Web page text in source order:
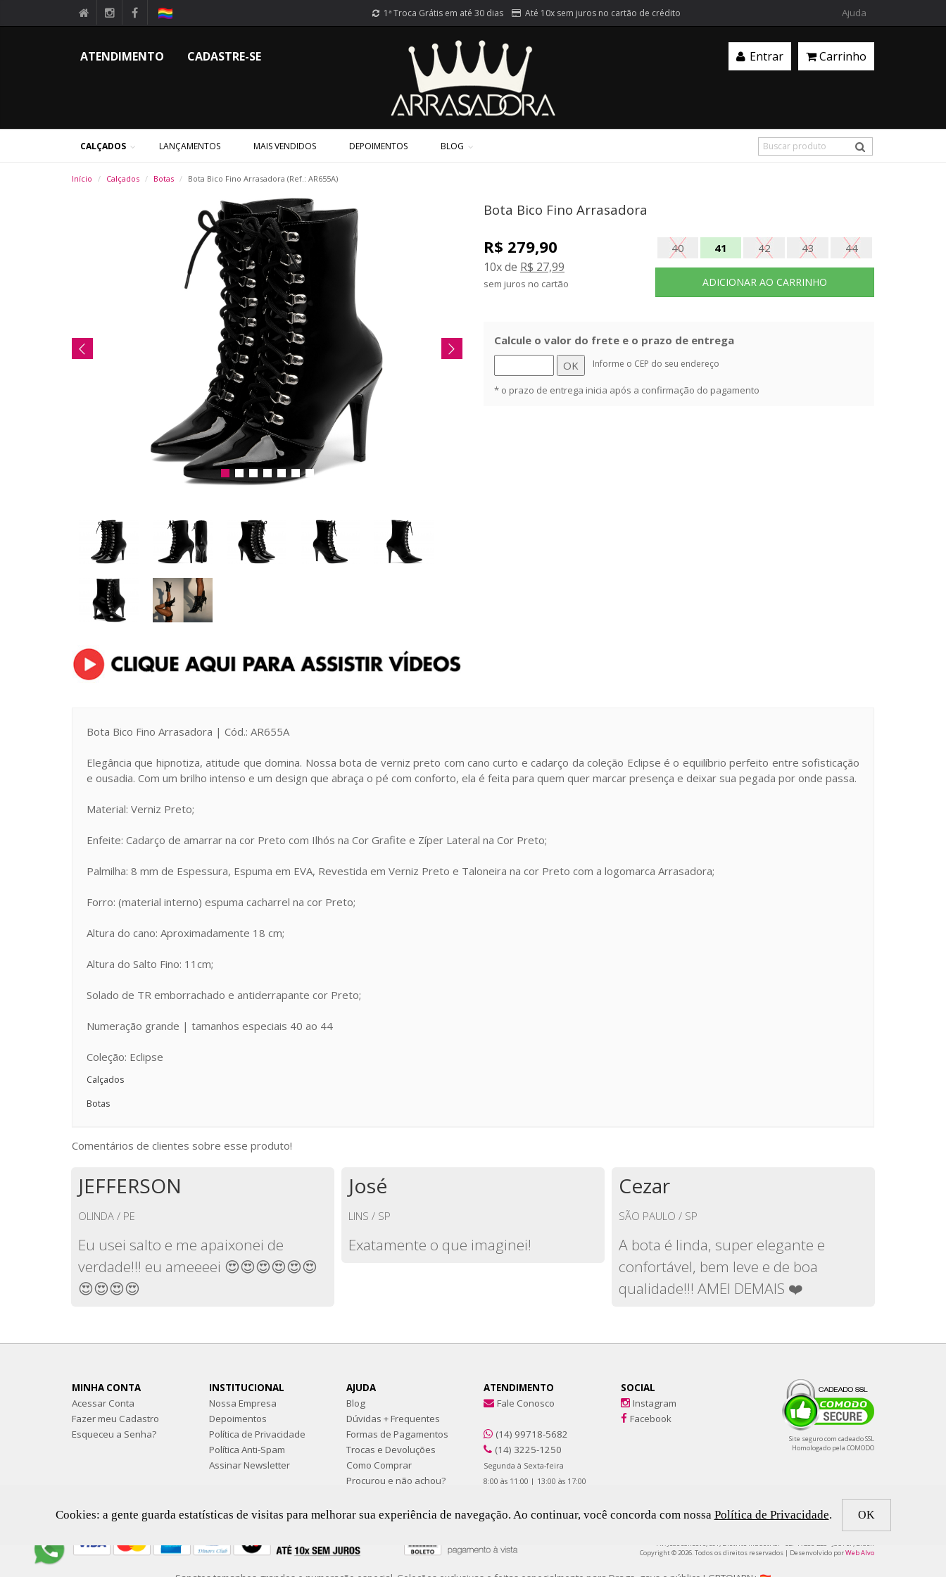
1ª Troca Grátis em até 30 dias Até 10x sem juros no cartão de crédito Ajuda
ATENDIMENTO CADASTRE-SE Entrar Carrinho
CALÇADOS LANÇAMENTOS MAIS VENDIDOS DEPOIMENTOS BLOG
Início Calçados Botas Bota Bico Fino Arrasadora (Ref.: AR655A)
Bota Bico Fino Arrasadora
R$ 279,90
10x de R$ 27,99
sem juros no cartão
40 41 42 43 44
Calcule o valor do frete e o prazo de entrega
Informe o CEP do seu endereço
* o prazo de entrega inicia após a confirmação do pagamento
Bota Bico Fino Arrasadora | Cód.: AR655A
Elegância que hipnotiza, atitude que domina. Nossa bota de verniz preto com cano curto e cadarço da coleção Eclipse é o equilíbrio perfeito entre sofisticação
e ousadia. Com um brilho intenso e um design que abraça o pé com conforto, ela é feita para quem quer marcar presença e deixar sua pegada por onde passa.
Material: Verniz Preto;
Enfeite: Cadarço de amarrar na cor Preto com Ilhós na Cor Grafite e Zíper Lateral na Cor Preto;
Palmilha: 8 mm de Espessura, Espuma em EVA, Revestida em Verniz Preto e Taloneira na cor Preto com a logomarca Arrasadora;
Forro: (material interno) espuma cacharrel na cor Preto;
Altura do cano: Aproximadamente 18 cm;
Altura do Salto Fino: 11cm;
Solado de TR emborrachado e antiderrapante cor Preto;
Numeração grande | tamanhos especiais 40 ao 44
Coleção: Eclipse
Calçados
Botas
Comentários de clientes sobre esse produto!
JEFFERSON
OLINDA / PE
Eu usei salto e me apaixonei de
verdade!!! eu ameeeei 😍😍😍😍😍😍
😍😍😍😍
José
LINS / SP
Exatamente o que imaginei!
Cezar
SÃO PAULO / SP
A bota é linda, super elegante e
confortável, bem leve e de boa
qualidade!!! AMEI DEMAIS ❤️
MINHA CONTA
Acessar Conta
Fazer meu Cadastro
Esqueceu a Senha?
INSTITUCIONAL
Nossa Empresa
Depoimentos
Política de Privacidade
Política Anti-Spam
Assinar Newsletter
AJUDA
Blog
Dúvidas + Frequentes
Formas de Pagamentos
Trocas e Devoluções
Como Comprar
Procurou e não achou?
ATENDIMENTO
Fale Conosco
(14) 99718-5682
(14) 3225-1250
Segunda à Sexta-feira
8:00 às 11:00 | 13:00 às 17:00
SOCIAL
Instagram
Facebook
Site seguro com cadeado SSL
Homologado pela COMODO
ARRASADORA - CNPJ: 18.260.219/0001-95
Av. João Sanzovo, 691, Distrito Industrial - CEP 17206-220 - Jaú / SP, Brasil
Copyright © 2026. Todos os direitos reservados | Desenvolvido porWeb Alvo
Cookies: a gente guarda estatísticas de visitas para melhorar sua experiência de navegação. Ao continuar, você concorda com nossa Política de Privacidade.